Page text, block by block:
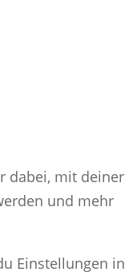
dabei, mit deiner
und mehr
Einstellungen in